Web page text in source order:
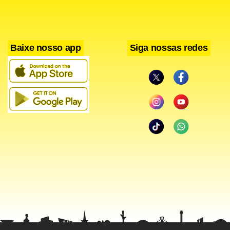
demográficas, fica claro que o uso de chatbots é mais
comum entre pessoas com menos de 35 anos (79%), com
ensino superior (75%) e de alta renda (68%).
Estudantes com mais de 18 anos (79%) e professores (80%)
adotam as ferramentas em patamares superiores aos
mulheres dizem o mesmo em 2023, o abismo entre eles e
Baixe nosso app Siga nossas redes